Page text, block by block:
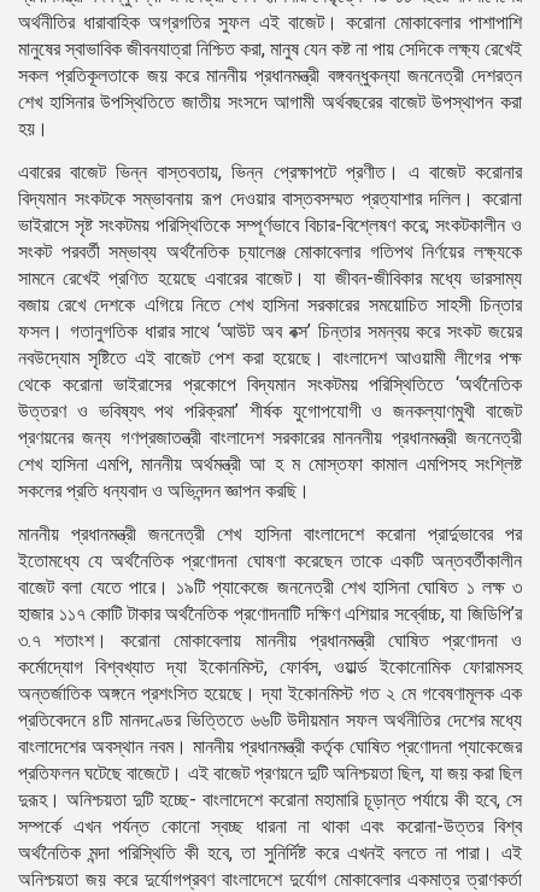
অর্থনীতির ধারাবাহিক অগ্রগতির সুফল এই বাজেট। করোনা মোকাবেলার পাশাপাশি
মানুষের স্বাভাবিক জীবনযাত্রা নিশ্চিত করা, মানুষ যেন কষ্ট না পায় সেদিকে লক্ষ্য রেখেই
সকল প্রতিকূলতাকে জয় করে মাননীয় প্রধানমন্ত্রী বঙ্গবন্ধুকন্যা জননেত্রী দেশরত্ন
শেখ হাসিনার উপস্থিতিতে জাতীয় সংসদে আগামী অর্থবছরের বাজেট উপস্থাপন করা
হয়।
এবারের বাজেট ভিন্ন বাস্তবতায়, ভিন্ন প্রেক্ষাপটে প্রণীত। এ বাজেট করোনার
বিদ্যমান সংকটকে সম্ভাবনায় রূপ দেওয়ার বাস্তবসম্মত প্রত্যাশার দলিল। করোনা
ভাইরাসে সৃষ্ট সংকটময় পরিস্থিতিকে সম্পূর্ণভাবে বিচার-বিশ্লেষণ করে; সংকটকালীন ও
সংকট পরবর্তী সম্ভাব্য অর্থনৈতিক চ্যালেঞ্জ মোকাবেলার গতিপথ নির্ণয়ের লক্ষ্যকে
সামনে রেখেই প্রণিত হয়েছে এবারের বাজেট। যা জীবন-জীবিকার মধ্যে ভারসাম্য
বজায় রেখে দেশকে এগিয়ে নিতে শেখ হাসিনা সরকারের সময়োচিত সাহসী চিন্তার
ফসল। গতানুগতিক ধারার সাথে ‘আউট অব বক্স’ চিন্তার সমন্বয় করে সংকট জয়ের
নবউদ্যোম সৃষ্টিতে এই বাজেট পেশ করা হয়েছে। বাংলাদেশ আওয়ামী লীগের পক্ষ
থেকে করোনা ভাইরাসের প্রকোপে বিদ্যমান সংকটময় পরিস্থিতিতে ‘অর্থনৈতিক
উত্তরণ ও ভবিষ্যৎ পথ পরিক্রমা’ শীর্ষক যুগোপযোগী ও জনকল্যাণমুখী বাজেট
প্রণয়নের জন্য গণপ্রজাতন্ত্রী বাংলাদেশ সরকারের মানননীয় প্রধানমন্ত্রী জননেত্রী
শেখ হাসিনা এমপি, মাননীয় অর্থমন্ত্রী আ হ ম মোস্তফা কামাল এমপিসহ সংশ্লিষ্ট
সকলের প্রতি ধন্যবাদ ও অভিনন্দন জ্ঞাপন করছি।
মাননীয় প্রধানমন্ত্রী জননেত্রী শেখ হাসিনা বাংলাদেশে করোনা প্রার্দুভাবের পর
ইতোমধ্যে যে অর্থনৈতিক প্রণোদনা ঘোষণা করেছেন তাকে একটি অন্তবর্তীকালীন
বাজেট বলা যেতে পারে। ১৯টি প্যাকেজে জননেত্রী শেখ হাসিনা ঘোষিত ১ লক্ষ ৩
হাজার ১১৭ কোটি টাকার অর্থনৈতিক প্রণোদনাটি দক্ষিণ এশিয়ার সর্ব্বোচ্চ, যা জিডিপি’র
৩.৭ শতাংশ। করোনা মোকাবেলায় মাননীয় প্রধানমন্ত্রী ঘোষিত প্রণোদনা ও
কর্মোদ্যোগ বিশ্বখ্যাত দ্যা ইকোনমিস্ট, ফোর্বস, ওয়ার্ল্ড ইকোনোমিক ফোরামসহ
অন্তর্জাতিক অঙ্গনে প্রশংসিত হয়েছে। দ্যা ইকোনমিস্ট গত ২ মে গবেষণামূলক এক
প্রতিবেদনে ৪টি মানদণ্ডের ভিত্তিতে ৬৬টি উদীয়মান সফল অর্থনীতির দেশের মধ্যে
বাংলাদেশের অবস্থান নবম। মাননীয় প্রধানমন্ত্রী কর্তৃক ঘোষিত প্রণোদনা প্যাকেজের
প্রতিফলন ঘটেছে বাজেটে। এই বাজেট প্রণয়নে দুটি অনিশ্চয়তা ছিল, যা জয় করা ছিল
দুরূহ। অনিশ্চয়তা দুটি হচ্ছে- বাংলাদেশে করোনা মহামারি চূড়ান্ত পর্যায়ে কী হবে, সে
সম্পর্কে এখন পর্যন্ত কোনো স্বচ্ছ ধারনা না থাকা এবং করোনা-উত্তর বিশ্ব
অর্থনৈতিক মন্দা পরিস্থিতি কী হবে, তা সুনির্দিষ্ট করে এখনই বলতে না পারা। এই
অনিশ্চয়তা জয় করে দুর্যোগপ্রবণ বাংলাদেশে দুর্যোগ মোকাবেলার একমাত্র ত্রাণকর্তা